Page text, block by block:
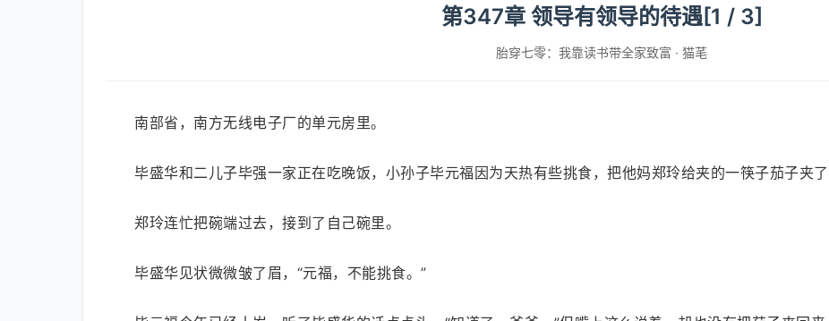
第347章 领导有领导的待遇[1 / 3]
胎穿七零：我靠读书带全家致富 · 猫芼
南部省，南方无线电子厂的单元房里。
毕盛华和二儿子毕强一家正在吃晚饭，小孙子毕元福因为天热有些挑食，把他妈郑玲给夹的一筷子茄子夹
郑玲连忙把碗端过去，接到了自己碗里。
毕盛华见状微微皱了眉，“元福，不能挑食。”